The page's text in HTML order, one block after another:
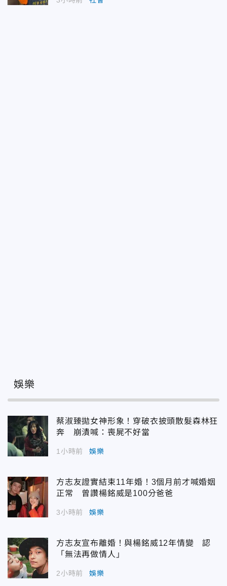
娛樂
蔡淑臻拋女神形象！穿破衣披頭散髮森林狂
奔 崩潰喊：喪屍不好當
1小時前 娛樂
方志友證實結束11年婚！3個月前才喊婚姻
正常 曾讚楊銘威是100分爸爸
3小時前 娛樂
方志友宣布離婚！與楊銘威12年情變 認
「無法再做情人」
2小時前 娛樂